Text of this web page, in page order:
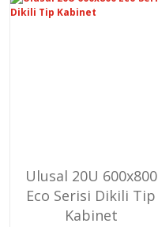
Ulusal 20U 600x800
Eco Serisi Dikili Tip
Kabinet